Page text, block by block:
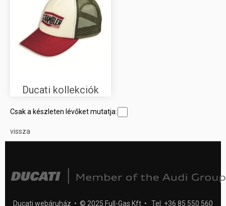
Ducati kollekciók
Csak a készleten lévőket mutatja:
vissza
Ducati webáruház • © 2025 Full-Gas Kft • Tel: +36 85 550 560